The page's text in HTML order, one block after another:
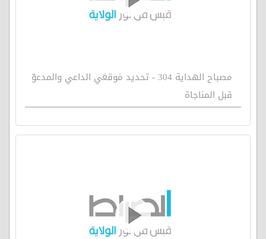
مصباح الهداية 304 - تحديد مَوقعَي الداعي والمدعوّ
قبل المناجاة